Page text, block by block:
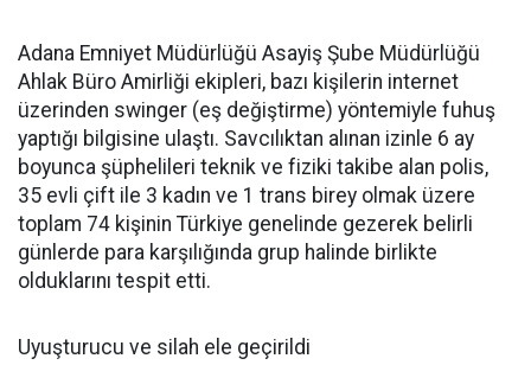
Adana Emniyet Müdürlüğü Asayiş Şube Müdürlüğü
Ahlak Büro Amirliği ekipleri, bazı kişilerin internet
üzerinden swinger (eş değiştirme) yöntemiyle fuhuş
yaptığı bilgisine ulaştı. Savcılıktan alınan izinle 6 ay
boyunca şüphelileri teknik ve fiziki takibe alan polis,
35 evli çift ile 3 kadın ve 1 trans birey olmak üzere
toplam 74 kişinin Türkiye genelinde gezerek belirli
günlerde para karşılığında grup halinde birlikte
olduklarını tespit etti.
Uyuşturucu ve silah ele geçirildi